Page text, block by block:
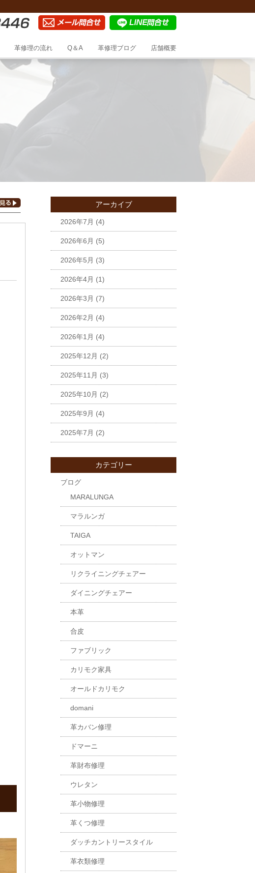
革修理の流れ Q＆A 革修理ブログ 店舗概要
アーカイブ
2026年7月 (4)
2026年6月 (5)
2026年5月 (3)
2026年4月 (1)
2026年3月 (7)
2026年2月 (4)
2026年1月 (4)
2025年12月 (2)
2025年11月 (3)
2025年10月 (2)
2025年9月 (4)
2025年7月 (2)
カテゴリー
ブログ
MARALUNGA
マラルンガ
TAIGA
オットマン
リクライニングチェアー
ダイニングチェアー
本革
合皮
ファブリック
カリモク家具
オールドカリモク
domani
革カバン修理
ドマーニ
革財布修理
ウレタン
革小物修理
革くつ修理
ダッチカントリースタイル
革衣類修理